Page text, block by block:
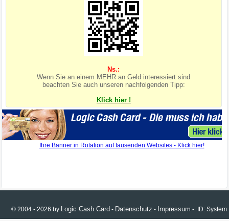
Ns.:
Wenn Sie an einem MEHR an Geld interessiert sind
beachten Sie auch unseren nachfolgenden Tipp:
Klick hier !
© 2004 - 2026 by Logic Cash Card - Datenschutz - Impressum - ID: